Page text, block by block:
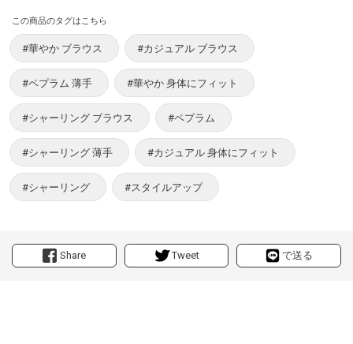
Share Tweet で送る
この商品のタグはこちら
#華やか ブラウス #カジュアル ブラウス
#ペプラム 薄手 #華やか 身体にフィット
#シャーリング ブラウス #ペプラム
#シャーリング 薄手 #カジュアル 身体にフィット
#シャーリング #スタイルアップ